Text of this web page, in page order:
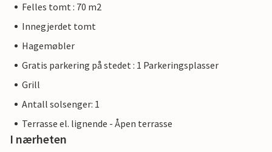
Felles tomt : 70 m2
Innegjerdet tomt
Hagemøbler
Gratis parkering på stedet : 1 Parkeringsplasser
Grill
Antall solsenger: 1
Terrasse el. lignende - Åpen terrasse
I nærheten